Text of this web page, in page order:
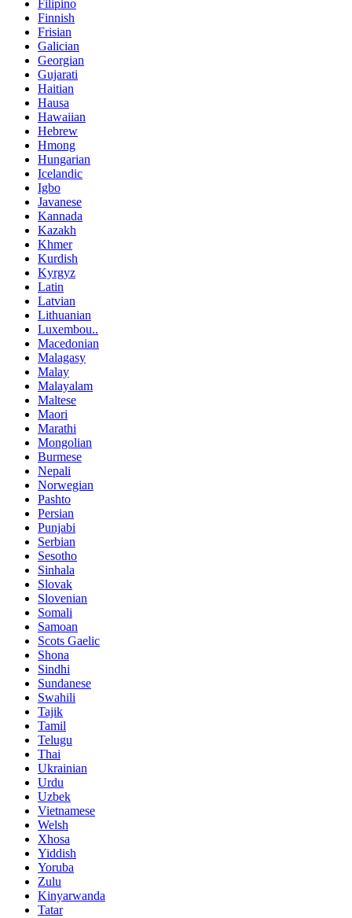
Filipino
Finnish
Frisian
Galician
Georgian
Gujarati
Haitian
Hausa
Hawaiian
Hebrew
Hmong
Hungarian
Icelandic
Igbo
Javanese
Kannada
Kazakh
Khmer
Kurdish
Kyrgyz
Latin
Latvian
Lithuanian
Luxembou..
Macedonian
Malagasy
Malay
Malayalam
Maltese
Maori
Marathi
Mongolian
Burmese
Nepali
Norwegian
Pashto
Persian
Punjabi
Serbian
Sesotho
Sinhala
Slovak
Slovenian
Somali
Samoan
Scots Gaelic
Shona
Sindhi
Sundanese
Swahili
Tajik
Tamil
Telugu
Thai
Ukrainian
Urdu
Uzbek
Vietnamese
Welsh
Xhosa
Yiddish
Yoruba
Zulu
Kinyarwanda
Tatar